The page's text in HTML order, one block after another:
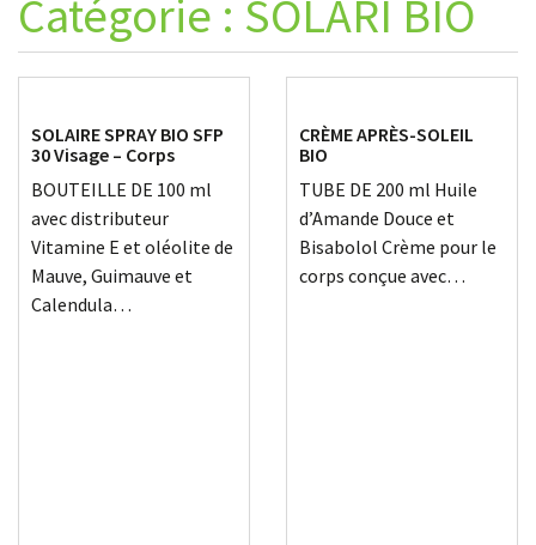
Catégorie : SOLARI BIO
SOLAIRE SPRAY BIO SFP
30 Visage – Corps
BOUTEILLE DE 100 ml
avec distributeur
Vitamine E et oléolite de
Mauve, Guimauve et
Calendula…
CRÈME APRÈS-SOLEIL
BIO
TUBE DE 200 ml Huile
d’Amande Douce et
Bisabolol Crème pour le
corps conçue avec…